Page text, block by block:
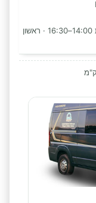
שעות איסוף: א׳–ה׳ 14:00–16:30 · שבת 14:00–16:30 · ראשון